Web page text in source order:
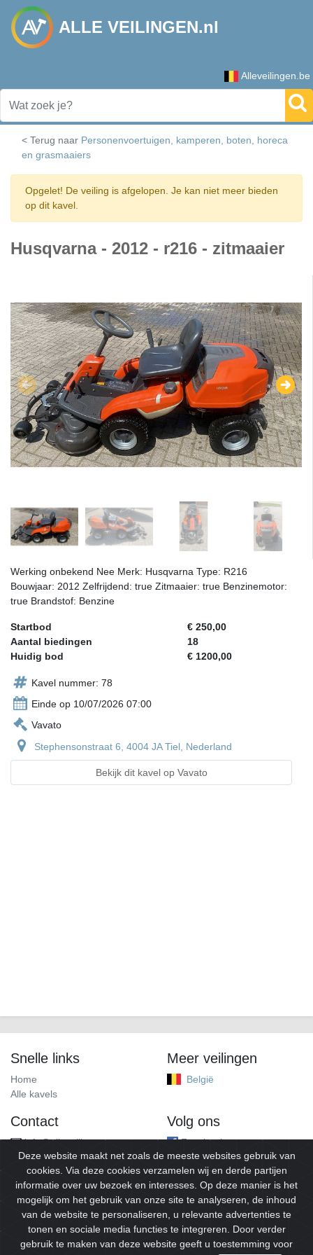
ALLE VEILINGEN.nl
Alleveilingen.be
< Terug naar Personenvoertuigen, kamperen, boten, horeca
en grasmaaiers
Opgelet! De veiling is afgelopen. Je kan niet meer bieden
op dit kavel.
Husqvarna - 2012 - r216 - zitmaaier
Werking onbekend Nee Merk: Husqvarna Type: R216
Bouwjaar: 2012 Zelfrijdend: true Zitmaaier: true Benzinemotor:
true Brandstof: Benzine
Startbod
€ 250,00
Aantal biedingen
18
Huidig bod
€ 1200,00
Kavel nummer: 78
Einde op 10/07/2026 07:00
Vavato
Stephensonstraat 6, 4004 JA Tiel, Nederland
Bekijk dit kavel op Vavato
Snelle links
Home
Alle kavels
Meer veilingen
België
Contact
info@alleveilingen.net
Volg ons
Facebook
© 2026Alleveilingen.Alle rechten voorbehouden.
Deze website maakt net zoals de meeste websites gebruik van
cookies. Via deze cookies verzamelen wij en derde partijen
informatie over uw bezoek en interesses. Op deze manier is het
mogelijk om het gebruik van onze site te analyseren, de inhoud
van de website te personaliseren, u relevante advertenties te
tonen en sociale media functies te integreren. Door verder
gebruik te maken van deze website geeft u toestemming voor